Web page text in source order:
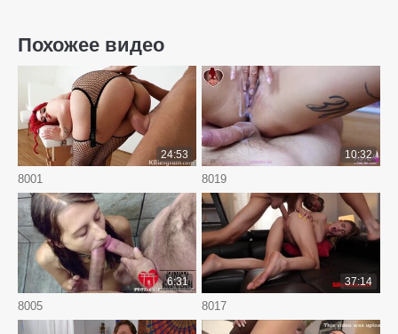
Похожее видео
8001
24:53
8019
10:32
8005
6:31
8017
37:14